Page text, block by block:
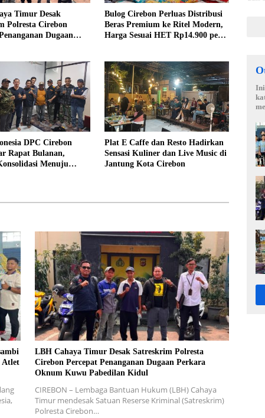
Timur Desak
Polresta Cirebon
Dugaan
Bulog Cirebon Perluas Distribusi
Beras Premium ke Ritel Modern,
Harga Sesuai HET Rp14.900 per
DPC Cirebon
Rapat Bulanan,
Menuju
Plat E Caffe dan Resto Hadirkan
Sensasi Kuliner dan Live Music di
Jantung Kota Cirebon
Atlet
LBH Cahaya Timur Desak Satreskrim Polresta
Cirebon Percepat Penanganan Dugaan Perkara
Oknum Kuwu Pabedilan Kidul
CIREBON – Lembaga Bantuan Hukum (LBH) Cahaya
Timur mendesak Satuan Reserse Kriminal (Satreskrim)
Polresta Cirebon…